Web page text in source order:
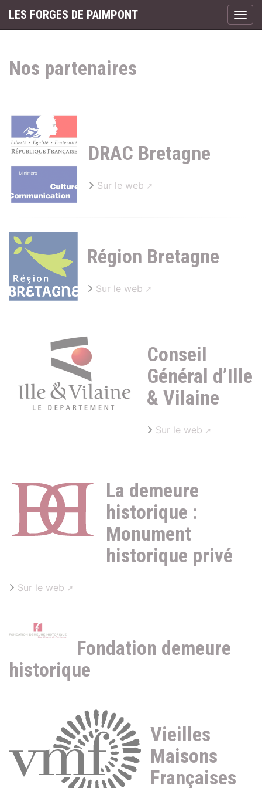
LES FORGES DE PAIMPONT
Nos partenaires
DRAC Bretagne
Sur le web
Région Bretagne
Sur le web
Conseil
Général d’Ille
& Vilaine
Sur le web
La demeure
historique :
Monument
historique privé
Sur le web
Fondation demeure
historique
Vieilles
Maisons
Françaises
Panneau de gestion des cookies